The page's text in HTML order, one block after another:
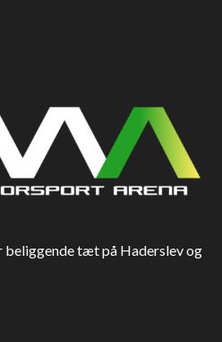
tæt på Haderslev og